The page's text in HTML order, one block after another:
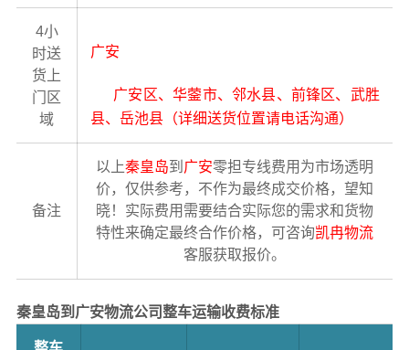
4小
时送
货上
门区
域
广安
广安区、华蓥市、邻水县、前锋区、武胜
县、岳池县（详细送货位置请电话沟通）
备注
以上秦皇岛到 广安零担专线费用为市场透明
价，仅供参考，不作为最终成交价格，望知
晓！实际费用需要结合实际您的需求和货物
特性来确定最终合作价格，可咨询凯冉物流
客服获取报价。
秦皇岛到广安物流公司整车运输收费标准